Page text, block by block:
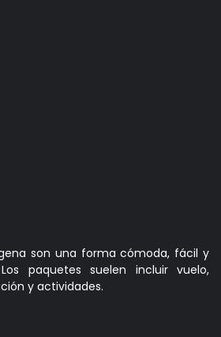
son una forma cómoda, fácil y
paquetes suelen incluir vuelo,
y actividades.